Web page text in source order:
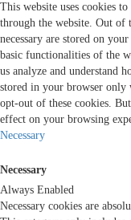
This website uses cookies
through the website. Out of
necessary are stored on
basic functionalities of the
us analyze and understand
stored in your browser only
opt-out of these cookies.
effect on your browsing
Necessary
Necessary
Always Enabled
Necessary cookies are